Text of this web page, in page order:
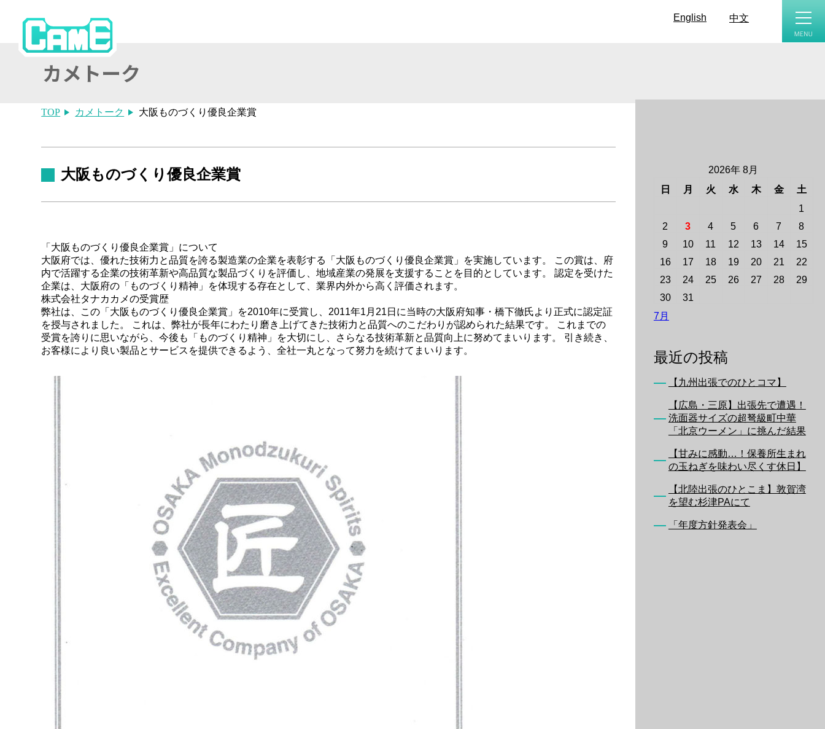
中文
English
TOP カメトーク 大阪ものづくり優良企業賞
大阪ものづくり優良企業賞
「大阪ものづくり優良企業賞」について
大阪府では、優れた技術力と品質を誇る製造業の企業を表彰する「大阪ものづくり優良企業賞」を実施しています。 この賞は、府
内で活躍する企業の技術革新や高品質な製品づくりを評価し、地域産業の発展を支援することを目的としています。 認定を受けた
企業は、大阪府の「ものづくり精神」を体現する存在として、業界内外から高く評価されます。
株式会社タナカカメの受賞歴
弊社は、この「大阪ものづくり優良企業賞」を2010年に受賞し、2011年1月21日に当時の大阪府知事・橋下徹氏より正式に認定証
を授与されました。 これは、弊社が長年にわたり磨き上げてきた技術力と品質へのこだわりが認められた結果です。 これまでの
受賞を誇りに思いながら、今後も「ものづくり精神」を大切にし、さらなる技術革新と品質向上に努めてまいります。 引き続き、
お客様により良い製品とサービスを提供できるよう、全社一丸となって努力を続けてまいります。
2026年 8月
日
月 火 水 木 金
土
1
2
3 4 5 6 7
8
9
10 11 12 13 14
15
16
17 18 19 20 21
22
23
24 25 26 27 28
29
30
31
7月
最近の投稿
【九州出張でのひとコマ】
【広島・三原】出張先で遭遇！
洗面器サイズの超弩級町中華
「北京ウーメン」に挑んだ結果
【甘みに感動…！保養所生まれ
の玉ねぎを味わい尽くす休日】
【北陸出張のひとこま】敦賀湾
を望む杉津PAにて
「年度方針発表会」